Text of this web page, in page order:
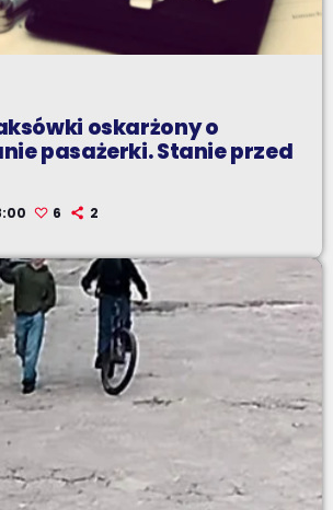
oskarżony o
pasażerki. Stanie przed
6 2